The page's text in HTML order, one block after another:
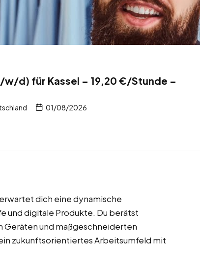
d) für Kassel – 19,20 €/Stunde –
01/08/2026
dich eine dynamische
und digitale Produkte. Du berätst
Geräten und maßgeschneiderten
zukunftsorientiertes Arbeitsumfeld mit